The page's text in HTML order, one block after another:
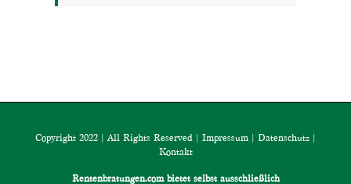
Copyright 2022 | All Rights Reserved | Impressum | Datenschutz |
Kontakt
Rentenbratungen.com bietet selbst ausschließlich